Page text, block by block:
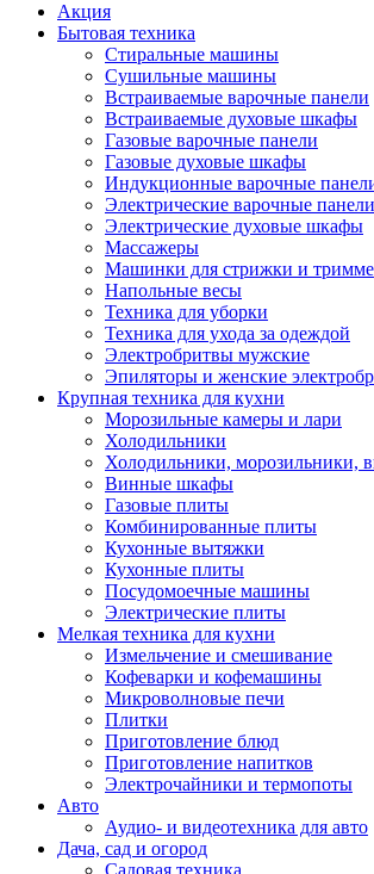
Акция
Бытовая техника
Стиральные машины
Сушильные машины
Встраиваемые варочные панели
Встраиваемые духовые шкафы
Газовые варочные панели
Газовые духовые шкафы
Индукционные варочные
Электрические варочные панели
Электрические духовые шкафы
Массажеры
Машинки для стрижки и
Напольные весы
Техника для уборки
Техника для ухода за одеждой
Электробритвы мужские
Эпиляторы и женские
Крупная техника для кухни
Морозильные камеры и лари
Холодильники
Холодильники, морозильники,
Винные шкафы
Газовые плиты
Комбинированные плиты
Кухонные вытяжки
Кухонные плиты
Посудомоечные машины
Электрические плиты
Мелкая техника для кухни
Измельчение и смешивание
Кофеварки и кофемашины
Микроволновые печи
Плитки
Приготовление блюд
Приготовление напитков
Электрочайники и термопоты
Авто
Аудио- и видеотехника для авто
Дача, сад и огород
Садовая техника